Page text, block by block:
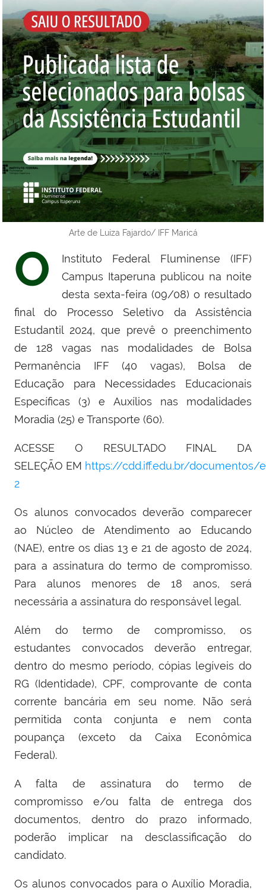
Arte de Luiza Fajardo/ IFF Maricá
O
Instituto Federal Fluminense (IFF)
Campus Itaperuna publicou na noite
desta sexta-feira (09/08) o resultado
final do Processo Seletivo da Assistência
Estudantil 2024, que prevê o preenchimento
de 128 vagas nas modalidades de Bolsa
Permanência IFF (40 vagas), Bolsa de
Educação para Necessidades Educacionais
Específicas (3) e Auxílios nas modalidades
Moradia (25) e Transporte (60).
ACESSE O RESULTADO FINAL DA
SELEÇÃO EM https://cdd.iff.edu.br/
2
Os alunos convocados deverão comparecer
ao Núcleo de Atendimento ao Educando
(NAE), entre os dias 13 e 21 de agosto de 2024,
para a assinatura do termo de compromisso.
Para alunos menores de 18 anos, será
necessária a assinatura do responsável legal.
Além do termo de compromisso, os
estudantes convocados deverão entregar,
dentro do mesmo período, cópias legíveis do
RG (Identidade), CPF, comprovante de conta
corrente bancária em seu nome. Não será
permitida conta conjunta e nem conta
poupança (exceto da Caixa Econômica
Federal).
A falta de assinatura do termo de
compromisso e/ou falta de entrega dos
documentos, dentro do prazo informado,
poderão implicar na desclassificação do
candidato.
Os alunos convocados para o Auxílio Moradia,